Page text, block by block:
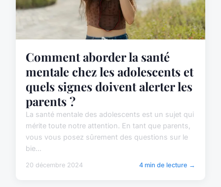
Comment aborder la santé
mentale chez les adolescents et
quels signes doivent alerter les
parents ?
La santé mentale des adolescents est un sujet qui
mérite toute notre attention. En tant que parents,
vous vous posez sûrement des questions sur le
bie...
20 décembre 2024 4 min de lecture →